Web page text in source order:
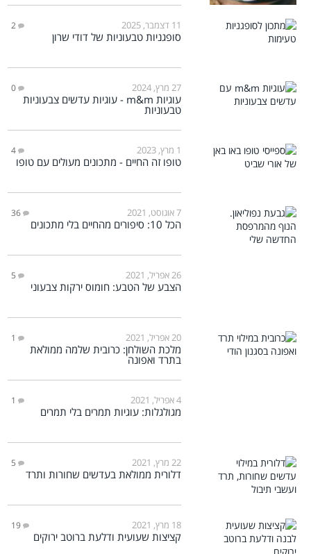
11 דצמבר, 2025 2
סופגניות טבעוניות של דודי שרון
27 מרץ, 2024 0
עוגיות m&m - עוגיות עדשים צבעוניות
טבעוניות
1 מרץ, 2023 4
טופו זה החיים - מתכונים מעולים עם טופו
7 אוגוסט, 2021 36
הכל 10: סיפורים מהחיים בלי מתכונים
26 אפריל, 2021 5
הצבע של הטבע: חומוס ירקות צבעוני
20 אפריל, 2021 1
מלכת השולחן: כרובית שלמה ממולאת
בתרד ואפונה
4 אפריל, 2021 1
מגולגלות: עוגיות תמרים בלי תמרים
22 מרץ, 2021 5
דלורית ממולאת בעדשים שחורות ותרד
18 מרץ, 2021 19
קציצות שעועית ודלעת ברוטב ירוקים